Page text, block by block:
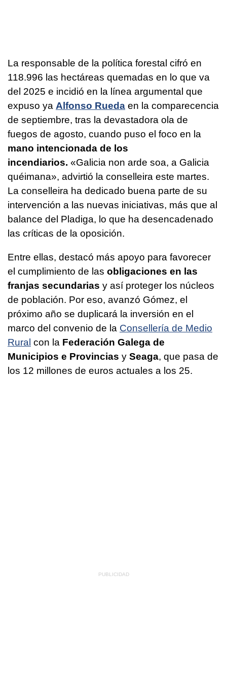
La responsable de la política forestal cifró en
118.996 las hectáreas quemadas en lo que va
del 2025 e incidió en la línea argumental que
expuso ya Alfonso Rueda en la comparecencia
de septiembre, tras la devastadora ola de
fuegos de agosto, cuando puso el foco en la
mano intencionada de los
incendiarios. «Galicia non arde soa, a Galicia
quéimana», advirtió la conselleira este martes.
La conselleira ha dedicado buena parte de su
intervención a las nuevas iniciativas, más que al
balance del Pladiga, lo que ha desencadenado
las críticas de la oposición.
Entre ellas, destacó más apoyo para favorecer
el cumplimiento de las obligaciones en las
franjas secundarias y así proteger los núcleos
de población. Por eso, avanzó Gómez, el
próximo año se duplicará la inversión en el
marco del convenio de la Consellería de Medio
Rural con la Federación Galega de
Municipios e Provincias y Seaga, que pasa de
los 12 millones de euros actuales a los 25.